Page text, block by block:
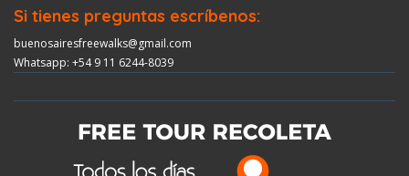
Si tienes preguntas escríbenos:
buenosairesfreewalks@gmail.com
Whatsapp: +54 9 11 6244-8039